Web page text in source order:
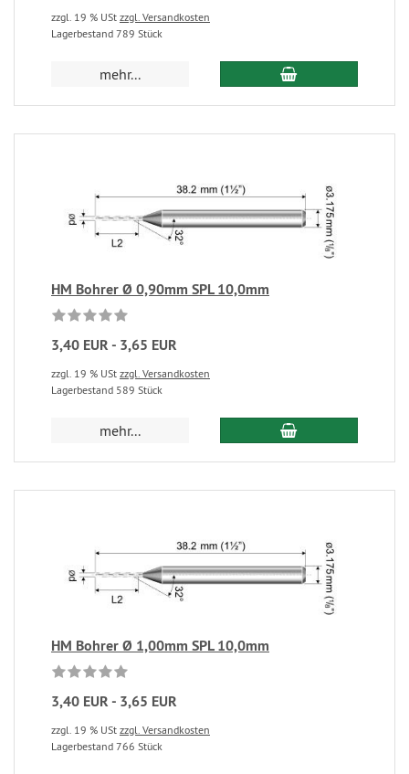
zzgl. 19 % USt zzgl. Versandkosten
Lagerbestand 789 Stück
mehr...
HM Bohrer Ø 0,90mm SPL 10,0mm
3,40 EUR - 3,65 EUR
zzgl. 19 % USt zzgl. Versandkosten
Lagerbestand 589 Stück
mehr...
HM Bohrer Ø 1,00mm SPL 10,0mm
3,40 EUR - 3,65 EUR
zzgl. 19 % USt zzgl. Versandkosten
Lagerbestand 766 Stück